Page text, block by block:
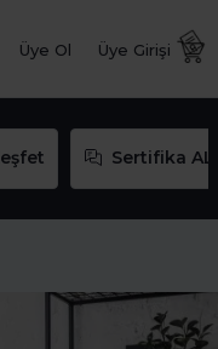
Üye Ol Üye Girişi
Sertifika AL